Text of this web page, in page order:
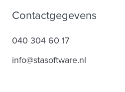
Contactgegevens
040 304 60 17
info@stasoftware.nl